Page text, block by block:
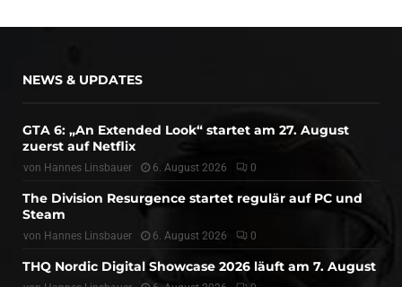
NEWS & UPDATES
GTA 6: „An Extended Look“ startet am 27. August
zuerst auf Netflix
von Hannes Linsbauer 6. August 2026 0
The Division Resurgence startet regulär auf PC und
Steam
von Hannes Linsbauer 6. August 2026 0
THQ Nordic Digital Showcase 2026 läuft am 7. August